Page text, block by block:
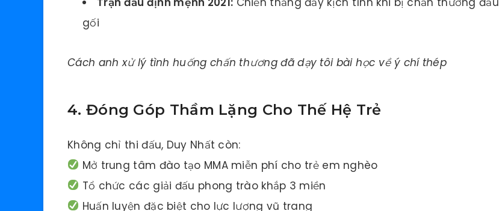
gối
Cách anh xử lý tình huống chấn thương đã dạy tôi bài học về ý chí thép
4. Đóng Góp Thầm Lặng Cho Thế Hệ Trẻ
Không chỉ thi đấu, Duy Nhất còn:
Mở trung tâm đào tạo MMA miễn phí cho trẻ em nghèo
Tổ chức các giải đấu phong trào khắp 3 miền
Huấn luyện đặc biệt cho lực lượng vũ trang